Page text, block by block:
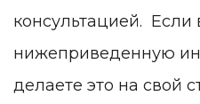
консультацией. Если
нижеприведенную
делаете это на свой